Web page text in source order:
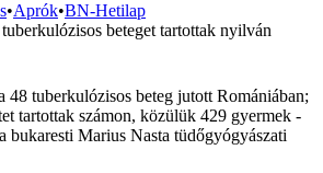
•Aprók•BN-Hetilap
beteget tartottak nyilván
48 tuberkulózisos beteg jutott Romániában;
tartottak számon, közülük 429 gyermek -
bukaresti Marius Nasta tüdőgyógyászati